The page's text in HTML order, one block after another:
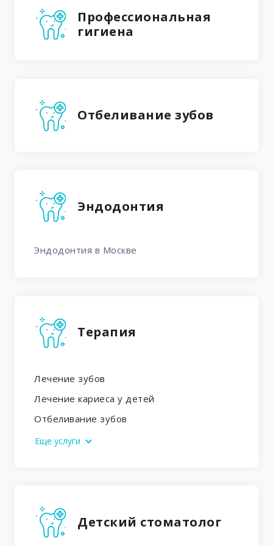
Профессиональная
гигиена
Отбеливание зубов
Эндодонтия
Эндодонтия в Москве
Терапия
Лечение зубов
Лечение кариеса у детей
Отбеливание зубов
Еще услуги
Детский стоматолог